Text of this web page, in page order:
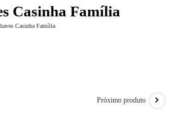
Casinha Família
Casinha Família
Próximo produto